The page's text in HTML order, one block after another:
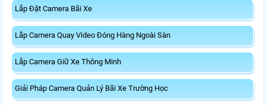
Lắp Đặt Camera Bãi Xe
Lắp Camera Quay Video Đóng Hàng Ngoài Sàn
Lắp Camera Giữ Xe Thông Minh
Giải Pháp Camera Quản Lý Bãi Xe Trường Học